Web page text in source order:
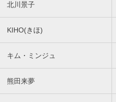
北川景子
KIHO(きほ)
キム・ミンジュ
熊田来夢